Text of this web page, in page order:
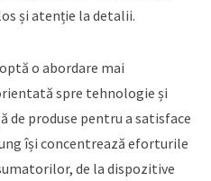
și atenție la detalii.
o abordare mai
spre tehnologie și
de produse pentru a satisface
își concentrează eforturile
de la dispozitive